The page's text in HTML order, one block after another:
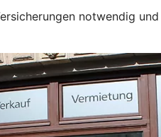
notwendig und